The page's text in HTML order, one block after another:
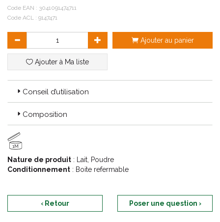
Code EAN : 3041091474711
Code ACL : 9147471
Ajouter au panier
Ajouter à Ma liste
Conseil d’utilisation
Composition
1M
Nature de produit : Lait, Poudre
Conditionnement : Boite refermable
‹ Retour Poser une question ›